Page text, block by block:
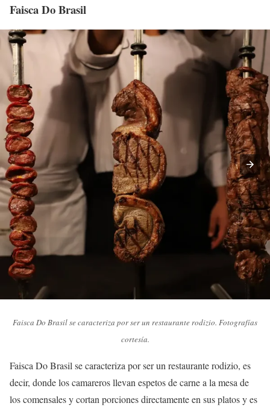
Faisca Do Brasil
Faisca Do Brasil se caracteriza por ser un restaurante rodizio. Fotografías
cortesía.
Faisca Do Brasil se caracteriza por ser un restaurante rodizio, es
decir, donde los camareros llevan espetos de carne a la mesa de
los comensales y cortan porciones directamente en sus platos y es